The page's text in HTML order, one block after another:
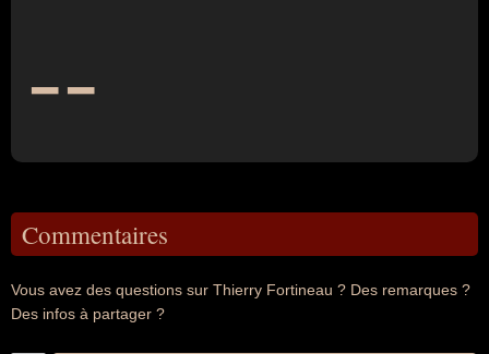
--
Commentaires
Vous avez des questions sur Thierry Fortineau ? Des remarques ?
Des infos à partager ?